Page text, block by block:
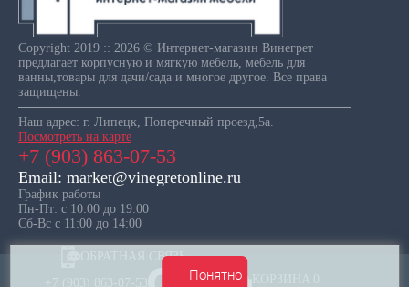
Понятно
Copyright 2019 :: 2026 © Интернет-магазин Винегрет
предлагает корпусную и мягкую мебель, мебель для
ванны,товары для дачи/сада и многое другое. Все права
защищены.
Наш адрес: г. Липецк, Поперечный проезд,5а.
Посмотреть на карте
+7 (903) 863-07-53
Email: market@vinegretonline.ru
График работы
Пн-Пт: с 10:00 до 19:00
Сб-Вс с 11:00 до 14:00
ОБРАТНАЯ СВЯЗЬ